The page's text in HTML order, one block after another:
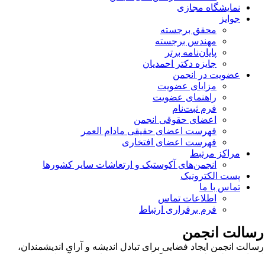
نمایشگاه مجازی
جوایز
محقق برجسته
مهندس برجسته
پایان‌نامه برتر
جایزه دکتر احمدیان
عضویت در انجمن
مزایای عضویت
راهنمای عضویت
فرم ثبت‌نام
اعضای حقوقی انجمن
فهرست اعضای حقیقی مادام‌ العمر
فهرست اعضای افتخاری
مراکز مرتبط
انجمن‌های آکوستیک و ارتعاشات سایر کشورها
پست الکترونیک
تماس با ما
اطلاعات تماس
فرم برقراری ارتباط
انجمن
انجمن ایجاد فضایی برای تبادل اندیشه و آرای اندیشمندان،